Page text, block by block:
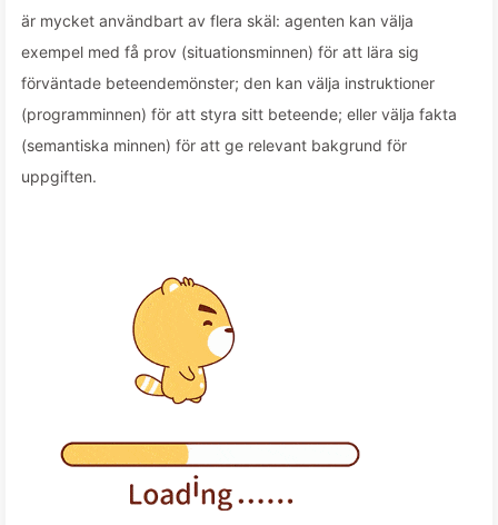
är mycket användbart av flera skäl: agenten kan välja
exempel med få prov (situationsminnen) för att lära sig
förväntade beteendemönster; den kan välja instruktioner
(programminnen) för att styra sitt beteende; eller välja fakta
(semantiska minnen) för att ge relevant bakgrund för
uppgiften.